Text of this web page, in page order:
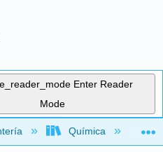
Enter Reader
Mode
global
Química